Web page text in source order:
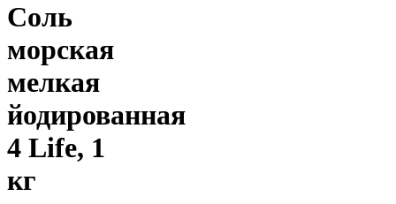
Соль
морская
мелкая
йодированная
4 Life, 1
кг